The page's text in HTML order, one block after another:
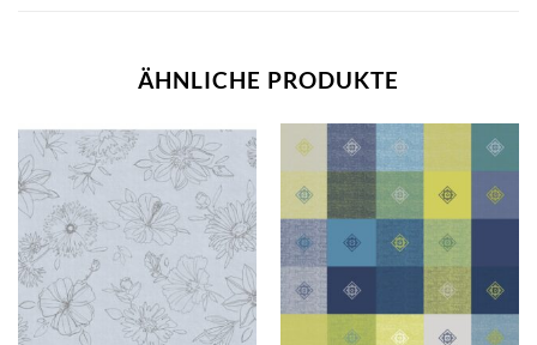
ÄHNLICHE PRODUKTE